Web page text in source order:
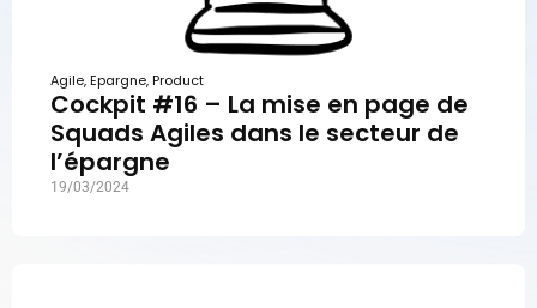
Agile, Epargne, Product
Cockpit #16 – La mise en page de
Squads Agiles dans le secteur de
l’épargne
19/03/2024